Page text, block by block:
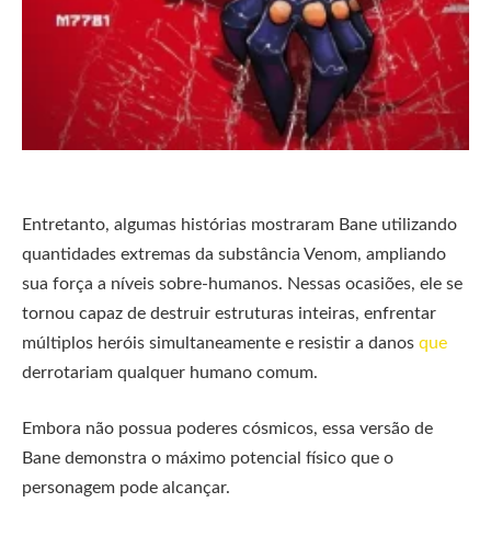
Entretanto, algumas histórias mostraram Bane utilizando
quantidades extremas da substância Venom, ampliando
sua força a níveis sobre-humanos. Nessas ocasiões, ele se
tornou capaz de destruir estruturas inteiras, enfrentar
múltiplos heróis simultaneamente e resistir a danos que
derrotariam qualquer humano comum.
Embora não possua poderes cósmicos, essa versão de
Bane demonstra o máximo potencial físico que o
personagem pode alcançar.